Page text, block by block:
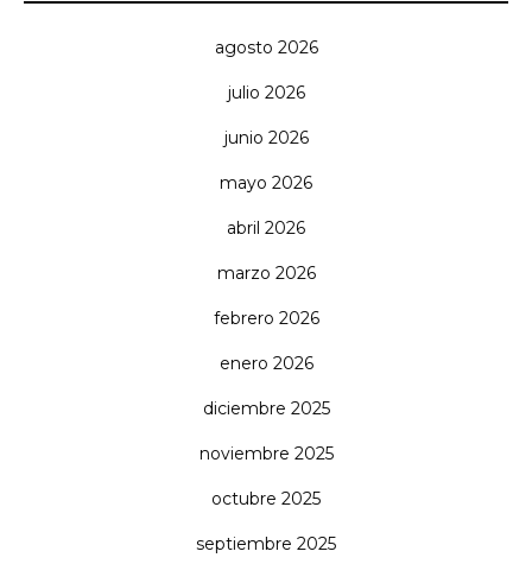
agosto 2026
julio 2026
junio 2026
mayo 2026
abril 2026
marzo 2026
febrero 2026
enero 2026
diciembre 2025
noviembre 2025
octubre 2025
septiembre 2025